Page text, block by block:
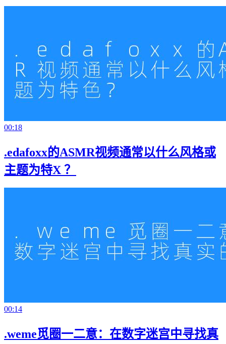
00:18
.edafoxx的ASMR视频通常以什么风格或
主题为特X ？
00:14
.weme觅圈一二意：在数字迷宫中寻找真